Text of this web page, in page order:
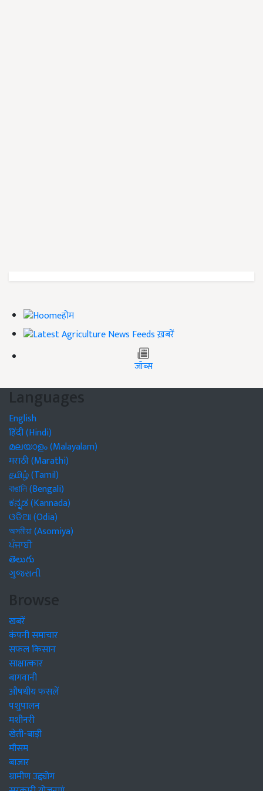
होम
ख़बरें
जॉब्स
Languages
English
हिंदी (Hindi)
മലയാളം (Malayalam)
मराठी (Marathi)
தமிழ் (Tamil)
বাঙালি (Bengali)
ಕನ್ನಡ (Kannada)
ଓଡିଆ (Odia)
অসমীয়া (Asomiya)
ਪੰਜਾਬੀ
తెలుగు
ગુજરાતી
Browse
खबरें
कंपनी समाचार
सफल किसान
साक्षात्कार
बागवानी
औषधीय फसलें
पशुपालन
मशीनरी
खेती-बाड़ी
मौसम
बाजार
ग्रामीण उद्द्योग